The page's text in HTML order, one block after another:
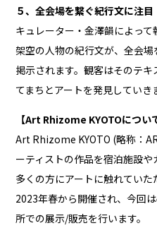
５、全会場を繋ぐ紀行文に注目
キュレーター・金澤韻によっ
架空の人物の紀行文が、全会
掲示されます。観客はそのテ
てまちとアートを発見していき
【Art Rhizome KYOTOについ
Art Rhizome KYOTO (略称：
ーティストの作品を宿泊施設や
多くの⽅にアートに触れていた
2023年春から開催され、今回
所での展⽰/販売を行います。